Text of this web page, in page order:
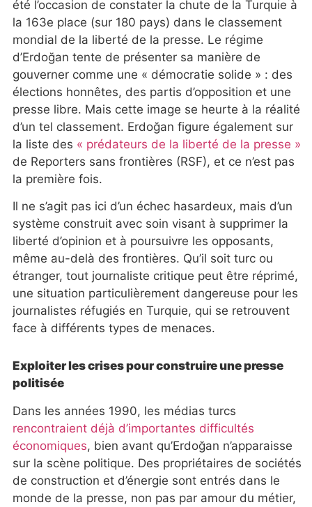
été l’occasion de constater la chute de la Turquie à
la 163e place (sur 180 pays) dans le classement
mondial de la liberté de la presse. Le régime
d’Erdoğan tente de présenter sa manière de
gouverner comme une « démocratie solide » : des
élections honnêtes, des partis d’opposition et une
presse libre. Mais cette image se heurte à la réalité
d’un tel classement. Erdoğan figure également sur
la liste des « prédateurs de la liberté de la presse »
de Reporters sans frontières (RSF), et ce n’est pas
la première fois.
Il ne s’agit pas ici d’un échec hasardeux, mais d’un
système construit avec soin visant à supprimer la
liberté d’opinion et à poursuivre les opposants,
même au-delà des frontières. Qu’il soit turc ou
étranger, tout journaliste critique peut être réprimé,
une situation particulièrement dangereuse pour les
journalistes réfugiés en Turquie, qui se retrouvent
face à différents types de menaces.
Exploiter les crises pour construire une presse
politisée
Dans les années 1990, les médias turcs
rencontraient déjà d’importantes difficultés
économiques, bien avant qu’Erdoğan n’apparaisse
sur la scène politique. Des propriétaires de sociétés
de construction et d’énergie sont entrés dans le
monde de la presse, non pas par amour du métier,